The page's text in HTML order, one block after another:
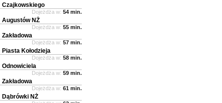
Czajkowskiego
Dojeżdża w: 54 min.
Augustów NŻ
Dojeżdża w: 55 min.
Zakładowa
Dojeżdża w: 57 min.
Piasta Kołodzieja
Dojeżdża w: 58 min.
Odnowiciela
Dojeżdża w: 59 min.
Zakładowa
Dojeżdża w: 61 min.
Dąbrówki NŻ